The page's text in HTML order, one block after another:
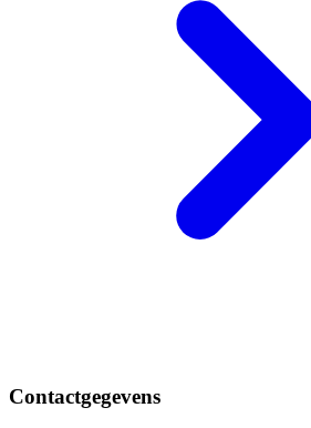
Contactgegevens